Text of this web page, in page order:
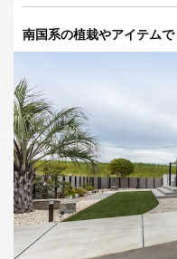
南国系の植栽やアイテム